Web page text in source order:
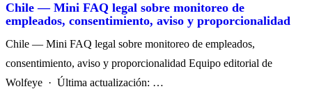
Chile — Mini FAQ legal sobre monitoreo de
empleados, consentimiento, aviso y proporcionalidad
Chile — Mini FAQ legal sobre monitoreo de empleados,
consentimiento, aviso y proporcionalidad Equipo editorial de
Wolfeye · Última actualización: …